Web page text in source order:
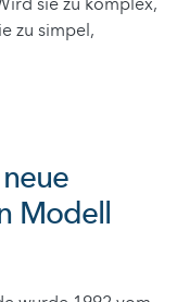
zu simpel,
Modell